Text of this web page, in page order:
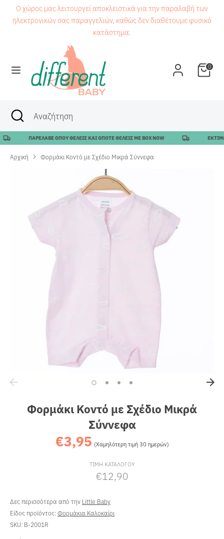
Μετάβαση
Ο χώρος μας λειτουργεί αποκλειστικά για την παραλαβή των
ηλεκτρονικών σας παραγγελιών, καθώς δεν διαθέτουμε φυσικό
κατάστημα.
0
Αναζήτηση
ΑναζήτησηΑναζήτηση
Κλείσιμο
αναζήτησης
ΠΑΡΕΛΑΒΕ ΟΠΟΥ ΘΕΛΕΙΣ ΚΑΙ ΟΠΟΤΕ ΘΕΛΕΙΣ ΜΕ BOX NOW
Αρχική Φορμάκι Κοντό με Σχέδιο Μικρά Σύννεφα
Φορμάκι Κοντό με Σχέδιο Μικρά
Σύννεφα
€3,95 (Χαμηλότερη τιμή 30 ημερών)τιμή
ΤΙΜΗ ΚΑΤΑΛΟΓΟΥ
€12,90
Δες περισσότερα από την Little Baby
Είδος προϊόντος:Φορμάκια Καλοκαίρι
SKU: B-2001R